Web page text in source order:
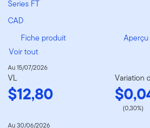
Series FT
CAD
Fiche produit
Voir tout
Au 15/07/2026
VL
$12,80
Variation
(0,30%)
Au 30/06/2026